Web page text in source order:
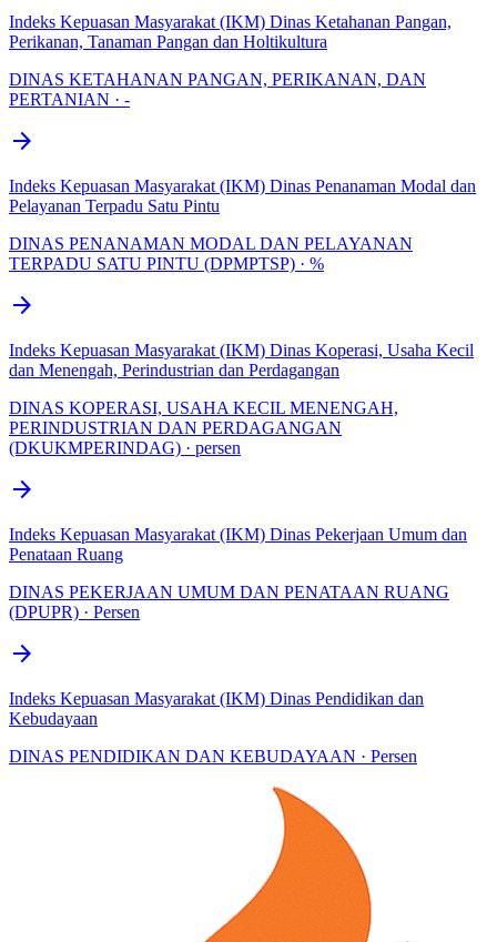
Indeks Kepuasan Masyarakat (IKM) Dinas Ketahanan Pangan,
Perikanan, Tanaman Pangan dan Holtikultura
DINAS KETAHANAN PANGAN, PERIKANAN, DAN
PERTANIAN · -
arrow_forward
Indeks Kepuasan Masyarakat (IKM) Dinas Penanaman Modal dan
Pelayanan Terpadu Satu Pintu
DINAS PENANAMAN MODAL DAN PELAYANAN
TERPADU SATU PINTU (DPMPTSP) · %
arrow_forward
Indeks Kepuasan Masyarakat (IKM) Dinas Koperasi, Usaha Kecil
dan Menengah, Perindustrian dan Perdagangan
DINAS KOPERASI, USAHA KECIL MENENGAH,
PERINDUSTRIAN DAN PERDAGANGAN
(DKUKMPERINDAG) · persen
arrow_forward
Indeks Kepuasan Masyarakat (IKM) Dinas Pekerjaan Umum dan
Penataan Ruang
DINAS PEKERJAAN UMUM DAN PENATAAN RUANG
(DPUPR) · Persen
arrow_forward
Indeks Kepuasan Masyarakat (IKM) Dinas Pendidikan dan
Kebudayaan
DINAS PENDIDIKAN DAN KEBUDAYAAN · Persen